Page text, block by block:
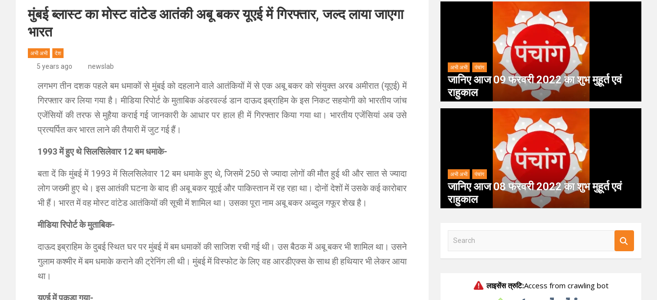
मुंबई ब्लास्ट का मोस्‍ट वांटेड आतंकी अबू बकर यूएई में गिरफ्तार, जल्‍द लाया जाएगा
भारत
अभी अभी देश
5 years ago newslab
लगभग तीन दशक पहले बम धमाकों से मुंबई को दहलाने वाले आतंकियों में से एक अबू बकर को संयुक्त अरब अमीरात (यूएई) में
गिरफ्तार कर लिया गया है। मीडिया रिपोर्ट के मुताबिक अंडरव‌र्ल्ड डान दाऊद इब्राहिम के इस निकट सहयोगी को भारतीय जांच
एजेंसियों की तरफ से मुहैया कराई गई जानकारी के आधार पर हाल ही में गिरफ्तार किया गया था। भारतीय एजेंसियां अब उसे
प्रत्यर्पित कर भारत लाने की तैयारी में जुट गई हैं।
1993 में हुए थे सिलसिलेवार 12 बम धमाके-
बता दें कि मुंबई में 1993 में सिलसिलेवार 12 बम धमाके हुए थे, जिसमें 250 से ज्यादा लोगों की मौत हुई थी और सात से ज्यादा
लोग जख्मी हुए थे। इस आतंकी घटना के बाद ही अबू बकर यूएई और पाकिस्तान में रह रहा था। दोनों देशों में उसके कई कारोबार
भी हैं। भारत में वह मोस्ट वांटेड आतंकियों की सूची में शामिल था। उसका पूरा नाम अबू बकर अब्दुल गफूर शेख है।
मीडिया रिपोर्ट के मुताबिक-
दाऊद इब्राहिम के दुबई स्थित घर पर मुंबई में बम धमाकों की साजिश रची गई थी। उस बैठक में अबू बकर भी शामिल था। उसने
गुलाम कश्मीर में बम धमाके कराने की ट्रेनिंग ली थी। मुंबई में विस्फोट के लिए वह आरडीएक्स के साथ ही हथियार भी लेकर आया
था।
यूएई में पकड़ा गया-
अभी अभी पंचांग
जानिए आज 09 फरवरी 2022 का शुभ मुहूर्त एवं
राहुकाल
अभी अभी पंचांग
जानिए आज 08 फरवरी 2022 का शुभ मुहूर्त एवं
राहुकाल
a